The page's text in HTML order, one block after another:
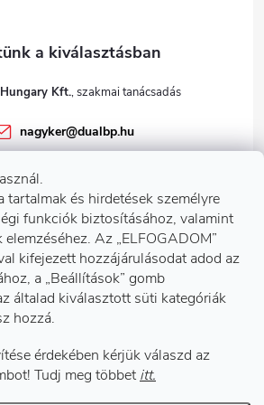
tartalmak és hirdetések személyre
funkciók biztosításához, valamint
Az „ELFOGADOM”
kifejezett hozzájárulásodat adod az
a „Beállítások” gomb
általad kiválasztott süti kategóriák
hozzá.
érdekében kérjük válaszd az
Tudj meg többet itt.
Kft.
nagyker@dualbp.hu
dualbp.hu